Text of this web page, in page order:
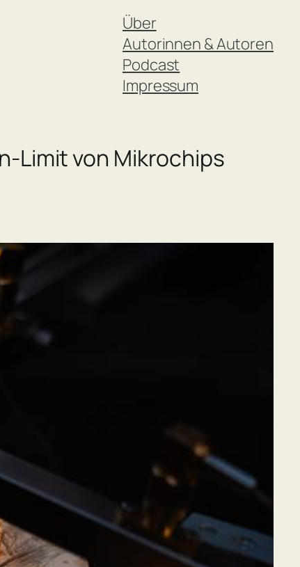
Über
Autorinnen & Autoren
Podcast
Impressum
Limit von Mikrochips